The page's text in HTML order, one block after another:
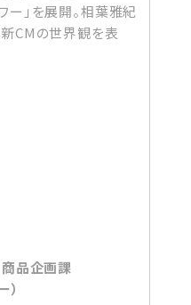
ー」を展開。相葉雅紀
CMの世界観を表
品企画課